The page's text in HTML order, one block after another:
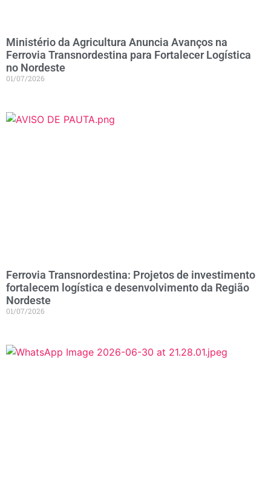
Ministério da Agricultura Anuncia Avanços na
Ferrovia Transnordestina para Fortalecer Logística
no Nordeste
01/07/2026
Ferrovia Transnordestina: Projetos de investimento
fortalecem logística e desenvolvimento da Região
Nordeste
01/07/2026